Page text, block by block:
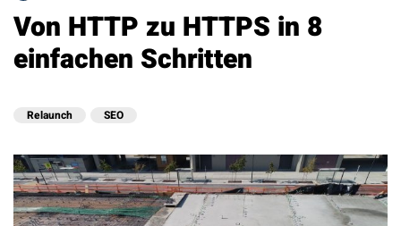
Von HTTP zu HTTPS in 8
einfachen Schritten
Relaunch SEO